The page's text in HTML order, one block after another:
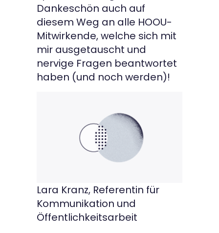
Dankeschön auch auf
diesem Weg an alle HOOU-
Mitwirkende, welche sich mit
mir ausgetauscht und
nervige Fragen beantwortet
haben (und noch werden)!
Lara Kranz, Referentin für
Kommunikation und
Öffentlichkeitsarbeit